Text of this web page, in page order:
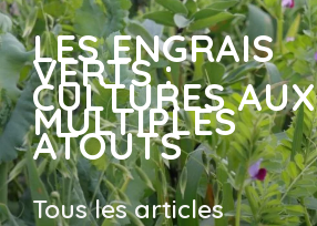
LES ENGRAIS
VERTS :
CULTURES AUX
MULTIPLES
ATOUTS
Tous les articles